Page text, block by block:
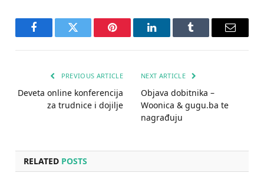
FacebookTwitter Pinterest LinkedInTumblr Email
PREVIOUS ARTICLE
Deveta online konferencija
za trudnice i dojilje
NEXT ARTICLE
Objava dobitnika –
Woonica & gugu.ba te
nagrađuju
RELATED POSTS